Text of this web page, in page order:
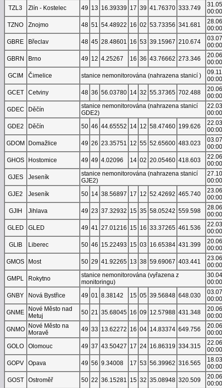
TZL3
Zlín - Kostelec 49 13 16.39339 17 39 41.76370 333.749
00:00
TZNO
Znojmo 48 51 54.48922 16 02 53.73356 341.681
00:00
GBRE
Břeclav 48 45 28.48601 16 53 39.15967 210.674
00:00
GBRN
Brno 49 12 4.25267 16 36 43.76662 273.346
00:00
GCIM
Čimelice stanice nemonitorována (nahrazena stanicí )
00:00
GCET
Cetviny 48 36 56.03780 14 32 55.37365 702.488
00:00
GDEC
Děčín
stanice nemonitorována (nahrazena stanicí
GDE2)
00:00
GDE2
Děčín 50 46 44.65552 14 12 58.47460 199.626
00:00
GDOM
Domažlice 49 26 23.35751 12 55 52.65600 483.023
00:00
GHOS
Hostomice 49 49 4.02096 14 02 20.05460 418.603
00:00
GJES
Jeseník
stanice nemonitorována (nahrazena stanicí
GJE2)
00:00
GJE2
Jeseník 50 14 38.56897 17 12 52.42692 465.740
00:00
GJIH
Jihlava 49 23 37.32932 15 35 58.05242 559.598
00:00
GLED
GLED 49 41 27.01216 15 16 33.37265 461.536
00:00
GLIB
Liberec 50 46 15.22493 15 03 16.65384 431.399
00:00
GMOS
Most 50 29 41.92265 13 38 59.69067 403.441
00:00
GMPL
Rokytno
stanice nemonitorována (vyřazena z
monitoringu)
00:00
GNBY
Nová Bystřice 49 01 8.38142 15 05 39.56848 648.030
00:00
GNME
Nové Město nad
Metuj
50 21 35.68045 16 09 12.57988 431.348
00:00
GNMO
Nové Město na
Moravě
49 33 13.62272 16 04 14.83374 649.756
00:00
GOLO
Olomouc 49 37 43.50427 17 24 16.86319 334.315
00:00
GOPV
Opava 49 56 9.34008 17 53 56.39962 316.565
00:00
GOST
Ostroměř 50 22 36.15281 15 32 35.08948 320.509
00:00